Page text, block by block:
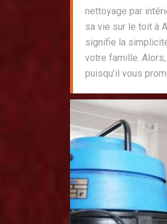
nettoyage par
sa vie sur le toit à
signifie la
votre famille.
puisqu’il vous